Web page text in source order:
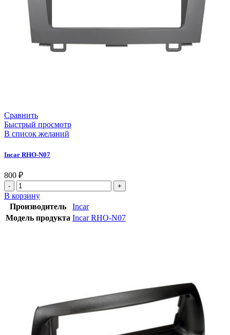
Сравнить
Быстрый просмотр
В список желаний
Incar RHO-N07
800 ₽
В корзину
Производитель
Incar
Модель продукта Incar RHO-N07